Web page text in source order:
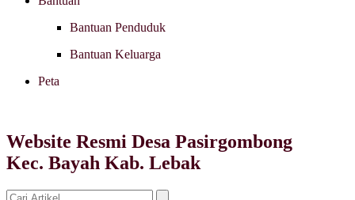
Bantuan Penduduk
Bantuan Keluarga
Peta
Website Resmi Desa Pasirgombong
Kec. Bayah Kab. Lebak